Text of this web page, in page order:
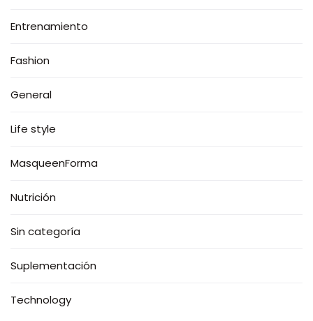
Entrenamiento
Fashion
General
Life style
MasqueenForma
Nutrición
Sin categoría
Suplementación
Technology